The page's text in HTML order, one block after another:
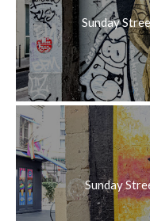
Sunday
Sunday